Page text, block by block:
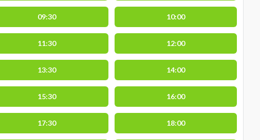
09:30 10:00
11:30 12:00
13:30 14:00
15:30 16:00
17:30 18:00